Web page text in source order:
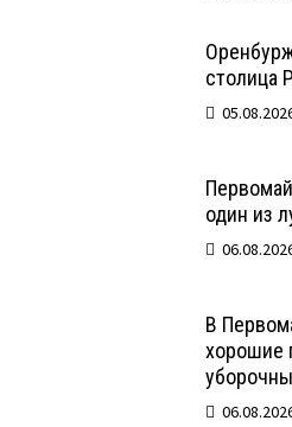
столица
один из
В
хорошие